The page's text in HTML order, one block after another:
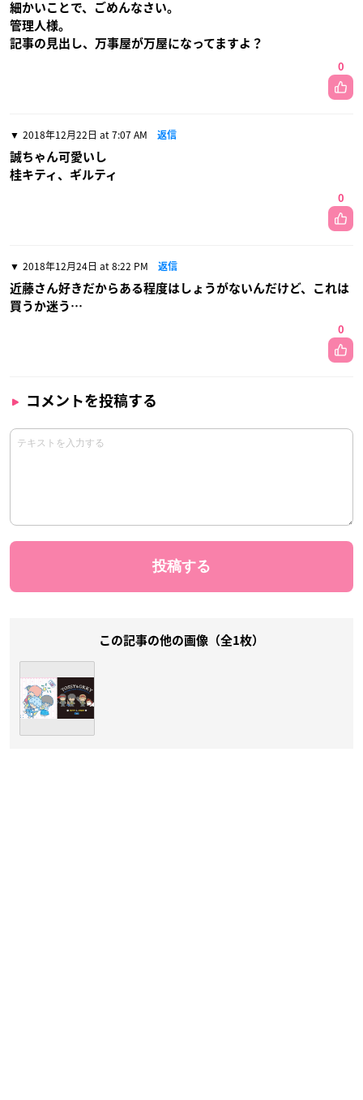
細かいことで、ごめんなさい。
管理人様。
記事の見出し、万事屋が万屋になってますよ？
0
2018年12月22日 at 7:07 AM 返信
誠ちゃん可愛いし
桂キティ、ギルティ
0
2018年12月24日 at 8:22 PM 返信
近藤さん好きだからある程度はしょうがないんだけど、これは
買うか迷う…
0
コメントを投稿する
この記事の他の画像（全1枚）